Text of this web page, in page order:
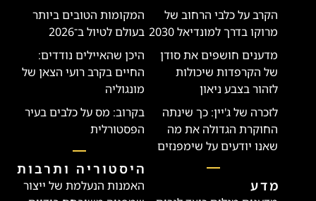
הקרב על כלבי הרחוב של
מרוקו בדרך למונדיאל 2030
מדענים חושפים את סודן
של הקרפדות שיכולות
לזהור בצבע ניאון
לזכרה של ג'יין: כך שינתה
החוקרת הגדולה את מה
שאנו יודעים על שימפנזים
מדע
המקומות הטובים ביותר
בעולם לטיול ב־2026
היכן שהאיילים נודדים:
החיים בקרב רועי הצאן של
מונגוליה
בקרוב: מס על כלבים בעיר
הפסטורלית
היסטוריה ותרבות
האמנות הנעלמת של ייצור